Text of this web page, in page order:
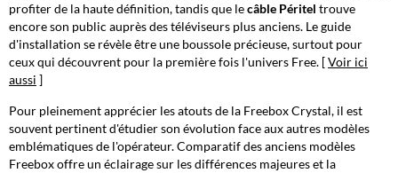
profiter de la haute définition, tandis que lecâble Péritel trouve
encore son public auprès des téléviseurs plus anciens. Leguide
d'installation se révèle être une boussole précieuse, surtout pour
ceux qui découvrent pour la première fois l'univers Free. [Voir ici
aussi ]
Pour pleinement apprécier les atouts de la Freebox Crystal, il est
souvent pertinent d'étudier son évolution face aux autres modèles
emblématiques de l'opérateur. Comparatif des anciens modèles
Freebox offre un éclairage sur les différences majeures et la